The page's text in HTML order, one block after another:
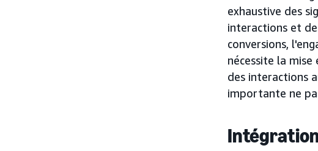
exhaustive des
interactions et
conversions,
nécessite la mise
des interactions
importante ne